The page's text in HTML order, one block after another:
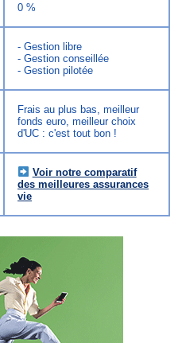
0 %
- Gestion libre
- Gestion conseillée
- Gestion pilotée
Frais au plus bas, meilleur
fonds euro, meilleur choix
d'UC : c'est tout bon !
Voir notre comparatif
des meilleures assurances
vie